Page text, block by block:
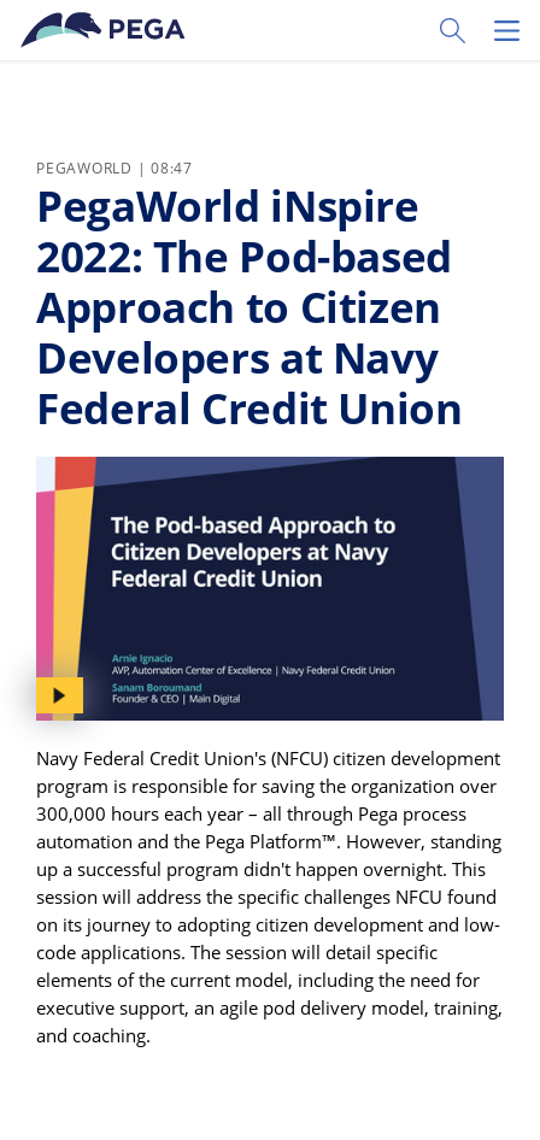
Vai direttamente al contenuto principale
Toggle
PEGAWORLD | 08:47
PegaWorld iNspire
2022: The Pod-based
Approach to Citizen
Developers at Navy
Federal Credit Union
Navy Federal Credit Union's (NFCU) citizen development
program is responsible for saving the organization over
300,000 hours each year – all through Pega process
automation and the Pega Platform™. However, standing
up a successful program didn't happen overnight. This
session will address the specific challenges NFCU found
on its journey to adopting citizen development and low-
code applications. The session will detail specific
elements of the current model, including the need for
executive support, an agile pod delivery model, training,
and coaching.